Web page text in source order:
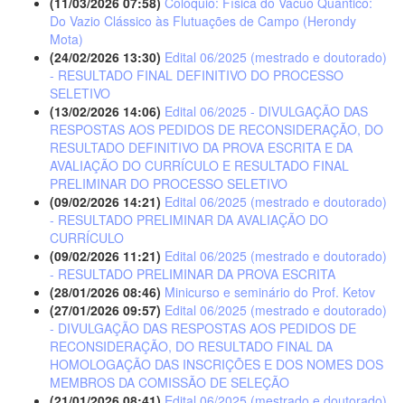
Do Vazio Clássico às Flutuações de Campo (Herondy
Mota)
(24/02/2026 13:30) Edital 06/2025 (mestrado e doutorado)
- RESULTADO FINAL DEFINITIVO DO PROCESSO
SELETIVO
(13/02/2026 14:06) Edital 06/2025 - DIVULGAÇÃO DAS
RESPOSTAS AOS PEDIDOS DE RECONSIDERAÇÃO, DO
RESULTADO DEFINITIVO DA PROVA ESCRITA E DA
AVALIAÇÃO DO CURRÍCULO E RESULTADO FINAL
PRELIMINAR DO PROCESSO SELETIVO
(09/02/2026 14:21) Edital 06/2025 (mestrado e doutorado)
- RESULTADO PRELIMINAR DA AVALIAÇÃO DO
CURRÍCULO
(09/02/2026 11:21) Edital 06/2025 (mestrado e doutorado)
- RESULTADO PRELIMINAR DA PROVA ESCRITA
(28/01/2026 08:46) Minicurso e seminário do Prof. Ketov
(27/01/2026 09:57) Edital 06/2025 (mestrado e doutorado)
- DIVULGAÇÃO DAS RESPOSTAS AOS PEDIDOS DE
RECONSIDERAÇÃO, DO RESULTADO FINAL DA
HOMOLOGAÇÃO DAS INSCRIÇÕES E DOS NOMES DOS
MEMBROS DA COMISSÃO DE SELEÇÃO